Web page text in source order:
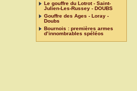
Le gouffre du Lotrot - Saint-
Julien-Les-Russey - DOUBS
Gouffre des Ages - Loray -
Doubs
Bournois : premières armes
d’innombrables spéléos